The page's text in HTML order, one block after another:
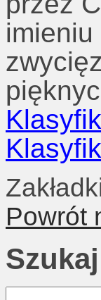
Powrót